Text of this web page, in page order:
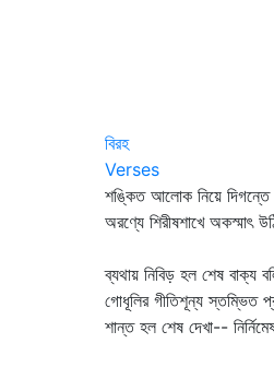
বিরহ
Verses
শঙ্কিত আলোক নিয়ে দিগন্তে
অরণ্যে শিরীষশাখে অকস্মাৎ
বসন্তের
ব্যথায় নিবিড় হল শেষ বাক্য
গোধূলির গীতিশূন্য স্তম্ভিত
শান্ত হল শেষ দেখা--
ধীরে ধীরে